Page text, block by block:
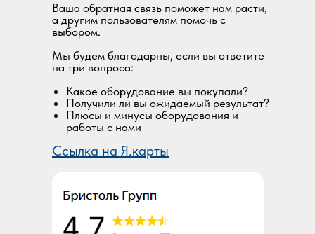
Ваша обратная связь поможет нам расти,
а другим пользователям помочь с
выбором.
Мы будем благодарны, если вы ответите
на три вопроса:
Какое оборудование вы покупали?
Получили ли вы ожидаемый результат?
Плюсы и минусы оборудования и
работы с нами
Ссылка на Я.карты